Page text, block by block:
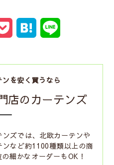
c
e
t
n
n
を安く買うなら
店のカーテンズ
ズでは、北欧カーテンや
など約1100種類以上の商
細かなオーダーもOK！